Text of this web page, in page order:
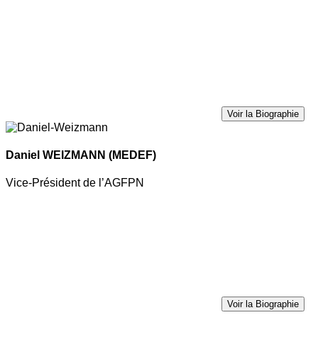
Voir la Biographie
Daniel WEIZMANN (MEDEF)
Vice-Président de l’AGFPN
Voir la Biographie